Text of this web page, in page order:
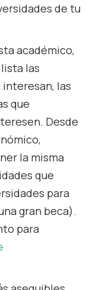
de tu
académico,
las
las
que
Desde
la misma
que
para
gran beca).
para